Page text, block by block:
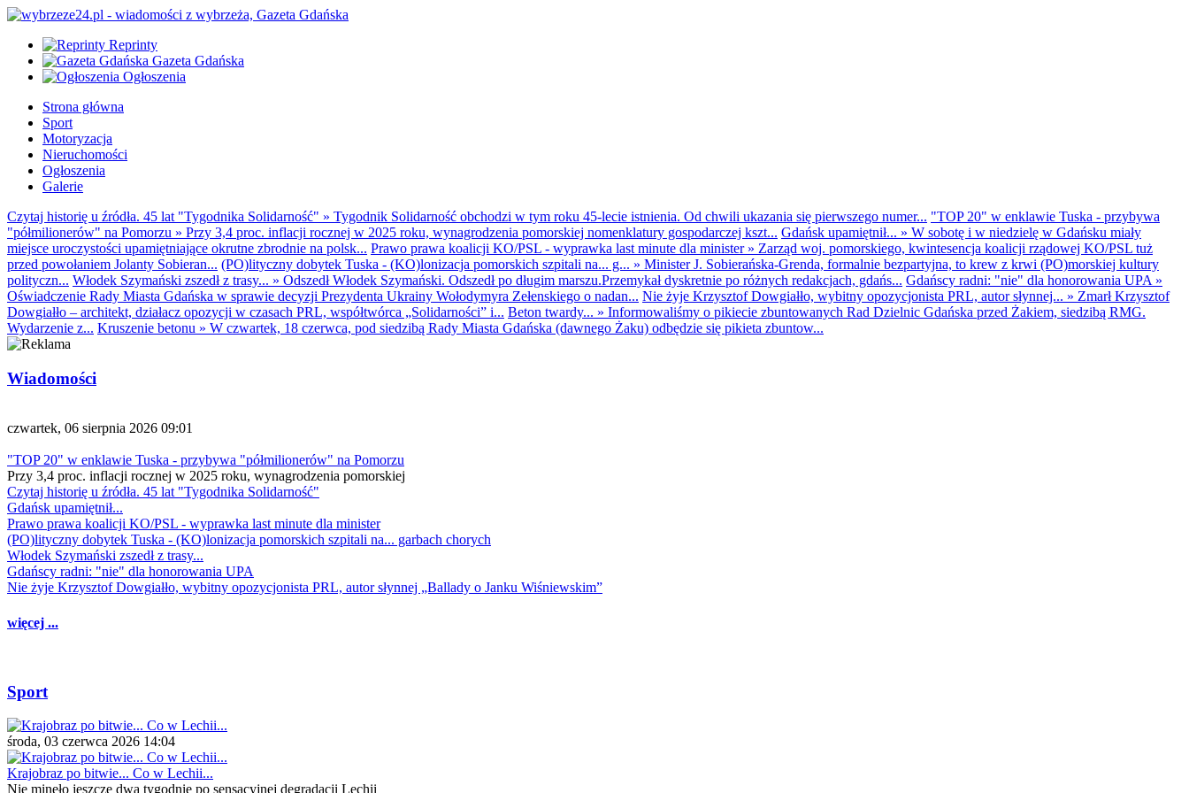
Reprinty
Gazeta Gdańska
Ogłoszenia
Strona główna
Sport
Motoryzacja
Nieruchomości
Ogłoszenia
Galerie
Czytaj historię u źródła. 45 lat "Tygodnika Solidarność" » Tygodnik Solidarność obchodzi w tym roku 45-lecie istnienia. Od chwili ukazania się pierwszego numer... "TOP 20" w enklawie Tuska - przybywa
"półmilionerów" na Pomorzu » Przy 3,4 proc. inflacji rocznej w 2025 roku, wynagrodzenia pomorskiej nomenklatury gospodarczej kszt... Gdańsk upamiętnił... » W sobotę i w niedzielę w Gdańsku miały
miejsce uroczystości upamiętniające okrutne zbrodnie na polsk... Prawo prawa koalicji KO/PSL - wyprawka last minute dla minister» Zarząd woj. pomorskiego, kwintesencja koalicji rządowej KO/PSL tuż
przed powołaniem Jolanty Sobieran... (PO)lityczny dobytek Tuska - (KO)lonizacja pomorskich szpitali na... g... » Minister J. Sobierańska-Grenda, formalnie bezpartyjna, to krew z krwi (PO)morskiej kultury
polityczn... Włodek Szymański zszedł z trasy... » Odszedł Włodek Szymański. Odszedł po długim marszu.Przemykał dyskretnie po różnych redakcjach, gdańs... Gdańscy radni: "nie" dla honorowania UPA »
Oświadczenie Rady Miasta Gdańska w sprawie decyzji Prezydenta Ukrainy Wołodymyra Zełenskiego o nadan... Nie żyje Krzysztof Dowgiałło, wybitny opozycjonista PRL, autor słynnej... » Zmarł Krzysztof
Dowgiałło – architekt, działacz opozycji w czasach PRL, współtwórca „Solidarności” i... Beton twardy... » Informowaliśmy o pikiecie zbuntowanych Rad Dzielnic Gdańska przed Żakiem, siedzibą RMG.
Wydarzenie z... Kruszenie betonu » W czwartek, 18 czerwca, pod siedzibą Rady Miasta Gdańska (dawnego Żaku) odbędzie się pikieta zbuntow...
Wiadomości
czwartek, 06 sierpnia 2026 09:01
"TOP 20" w enklawie Tuska - przybywa "półmilionerów" na Pomorzu
Przy 3,4 proc. inflacji rocznej w 2025 roku, wynagrodzenia pomorskiej
Czytaj historię u źródła. 45 lat "Tygodnika Solidarność"
Gdańsk upamiętnił...
Prawo prawa koalicji KO/PSL - wyprawka last minute dla minister
(PO)lityczny dobytek Tuska - (KO)lonizacja pomorskich szpitali na... garbach chorych
Włodek Szymański zszedł z trasy...
Gdańscy radni: "nie" dla honorowania UPA
Nie żyje Krzysztof Dowgiałło, wybitny opozycjonista PRL, autor słynnej „Ballady o Janku Wiśniewskim”
więcej ...
Sport
środa, 03 czerwca 2026 14:04
Krajobraz po bitwie... Co w Lechii...
Nie minęło jeszcze dwa tygodnie po sensacyjnej degradacji Lechii